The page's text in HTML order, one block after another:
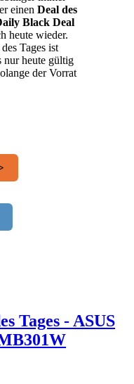
einen Deal des
Black Deal
heute wieder.
Tages ist
nur heute gültig
der Vorrat
Tages - ASUS